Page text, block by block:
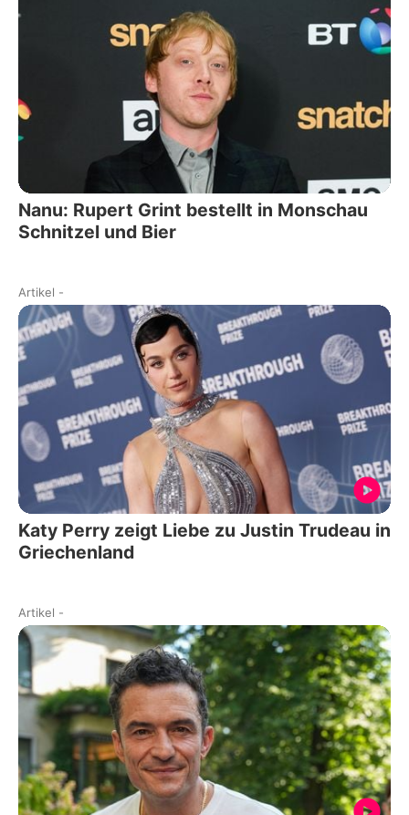
Nanu: Rupert Grint bestellt in Monschau
Schnitzel und Bier
Artikel -
Katy Perry zeigt Liebe zu Justin Trudeau in
Griechenland
Artikel -